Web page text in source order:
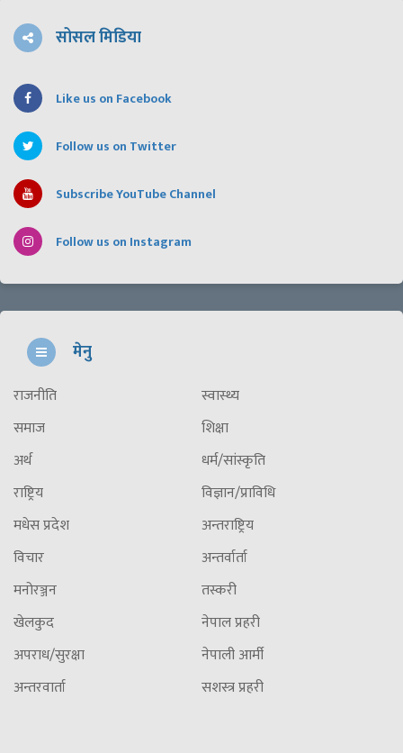
सोसल मिडिया
Like us on Facebook
Follow us on Twitter
Subscribe YouTube Channel
Follow us on Instagram
मेनु
राजनीति
समाज
अर्थ
राष्ट्रिय
मधेस प्रदेश
विचार
मनोरञ्जन
खेलकुद
अपराध/सुरक्षा
अन्तरवार्ता
स्वास्थ्य
शिक्षा
धर्म/सांस्कृति
विज्ञान/प्राविधि
अन्तराष्ट्रिय
अन्तर्वार्ता
तस्करी
नेपाल प्रहरी
नेपाली आर्मी
सशस्त्र प्रहरी